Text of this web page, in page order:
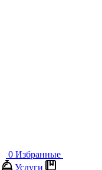
0 Избранные
Услуги